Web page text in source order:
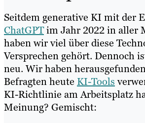
Seitdem generative KI mit der
ChatGPTim Jahr 2022 in aller
haben wir viel über diese
Versprechen gehört. Dennoch
neu. Wir haben
Befragten heute KI-Tools
KI-Richtlinie am Arbeitsplatz
Meinung? Gemischt: